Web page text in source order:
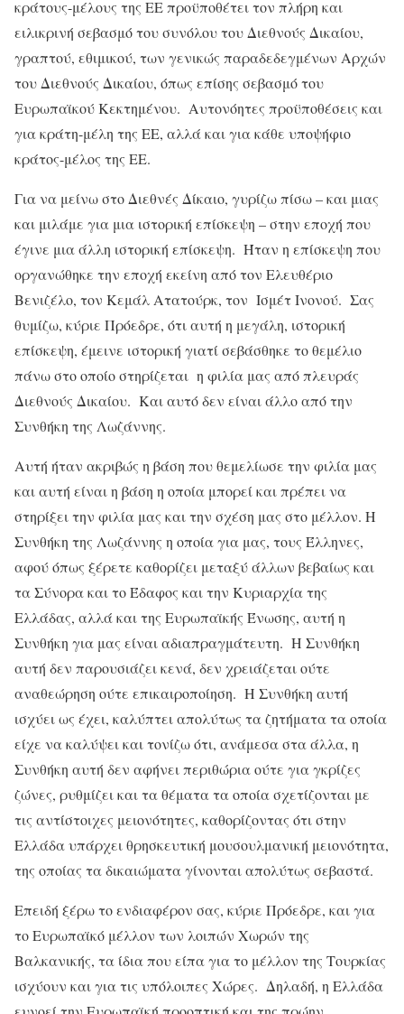
κράτους-μέλους της ΕΕ προϋποθέτει τον πλήρη και
ειλικρινή σεβασμό του συνόλου του Διεθνούς Δικαίου,
γραπτού, εθιμικού, των γενικώς παραδεδεγμένων Αρχών
του Διεθνούς Δικαίου, όπως επίσης σεβασμό του
Ευρωπαϊκού Κεκτημένου. Αυτονόητες προϋποθέσεις και
για κράτη-μέλη της ΕΕ, αλλά και για κάθε υποψήφιο
κράτος-μέλος της ΕΕ.
Για να μείνω στο Διεθνές Δίκαιο, γυρίζω πίσω – και μιας
και μιλάμε για μια ιστορική επίσκεψη – στην εποχή που
έγινε μια άλλη ιστορική επίσκεψη. Ήταν η επίσκεψη που
οργανώθηκε την εποχή εκείνη από τον Ελευθέριο
Βενιζέλο, τον Κεμάλ Ατατούρκ, τον Ισμέτ Ινονού. Σας
θυμίζω, κύριε Πρόεδρε, ότι αυτή η μεγάλη, ιστορική
επίσκεψη, έμεινε ιστορική γιατί σεβάσθηκε το θεμέλιο
πάνω στο οποίο στηρίζεται η φιλία μας από πλευράς
Διεθνούς Δικαίου. Και αυτό δεν είναι άλλο από την
Συνθήκη της Λωζάννης.
Αυτή ήταν ακριβώς η βάση που θεμελίωσε την φιλία μας
και αυτή είναι η βάση η οποία μπορεί και πρέπει να
στηρίξει την φιλία μας και την σχέση μας στο μέλλον. Η
Συνθήκη της Λωζάννης η οποία για μας, τους Έλληνες,
αφού όπως ξέρετε καθορίζει μεταξύ άλλων βεβαίως και
τα Σύνορα και το Έδαφος και την Κυριαρχία της
Ελλάδας, αλλά και της Ευρωπαϊκής Ένωσης, αυτή η
Συνθήκη για μας είναι αδιαπραγμάτευτη. Η Συνθήκη
αυτή δεν παρουσιάζει κενά, δεν χρειάζεται ούτε
αναθεώρηση ούτε επικαιροποίηση. Η Συνθήκη αυτή
ισχύει ως έχει, καλύπτει απολύτως τα ζητήματα τα οποία
είχε να καλύψει και τονίζω ότι, ανάμεσα στα άλλα, η
Συνθήκη αυτή δεν αφήνει περιθώρια ούτε για γκρίζες
ζώνες, ρυθμίζει και τα θέματα τα οποία σχετίζονται με
τις αντίστοιχες μειονότητες, καθορίζοντας ότι στην
Ελλάδα υπάρχει θρησκευτική μουσουλμανική μειονότητα,
της οποίας τα δικαιώματα γίνονται απολύτως σεβαστά.
Επειδή ξέρω το ενδιαφέρον σας, κύριε Πρόεδρε, και για
το Ευρωπαϊκό μέλλον των λοιπών Χωρών της
Βαλκανικής, τα ίδια που είπα για το μέλλον της Τουρκίας
ισχύουν και για τις υπόλοιπες Χώρες. Δηλαδή, η Ελλάδα